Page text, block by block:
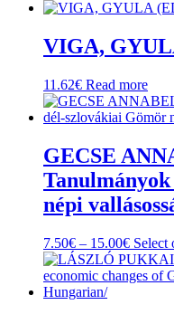
VIGA,
11.62€ Read more
GECSE
népi
7.50€ – 15.00€Price
range:
7.50€
Select